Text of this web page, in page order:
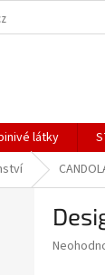
látky
Průměrné